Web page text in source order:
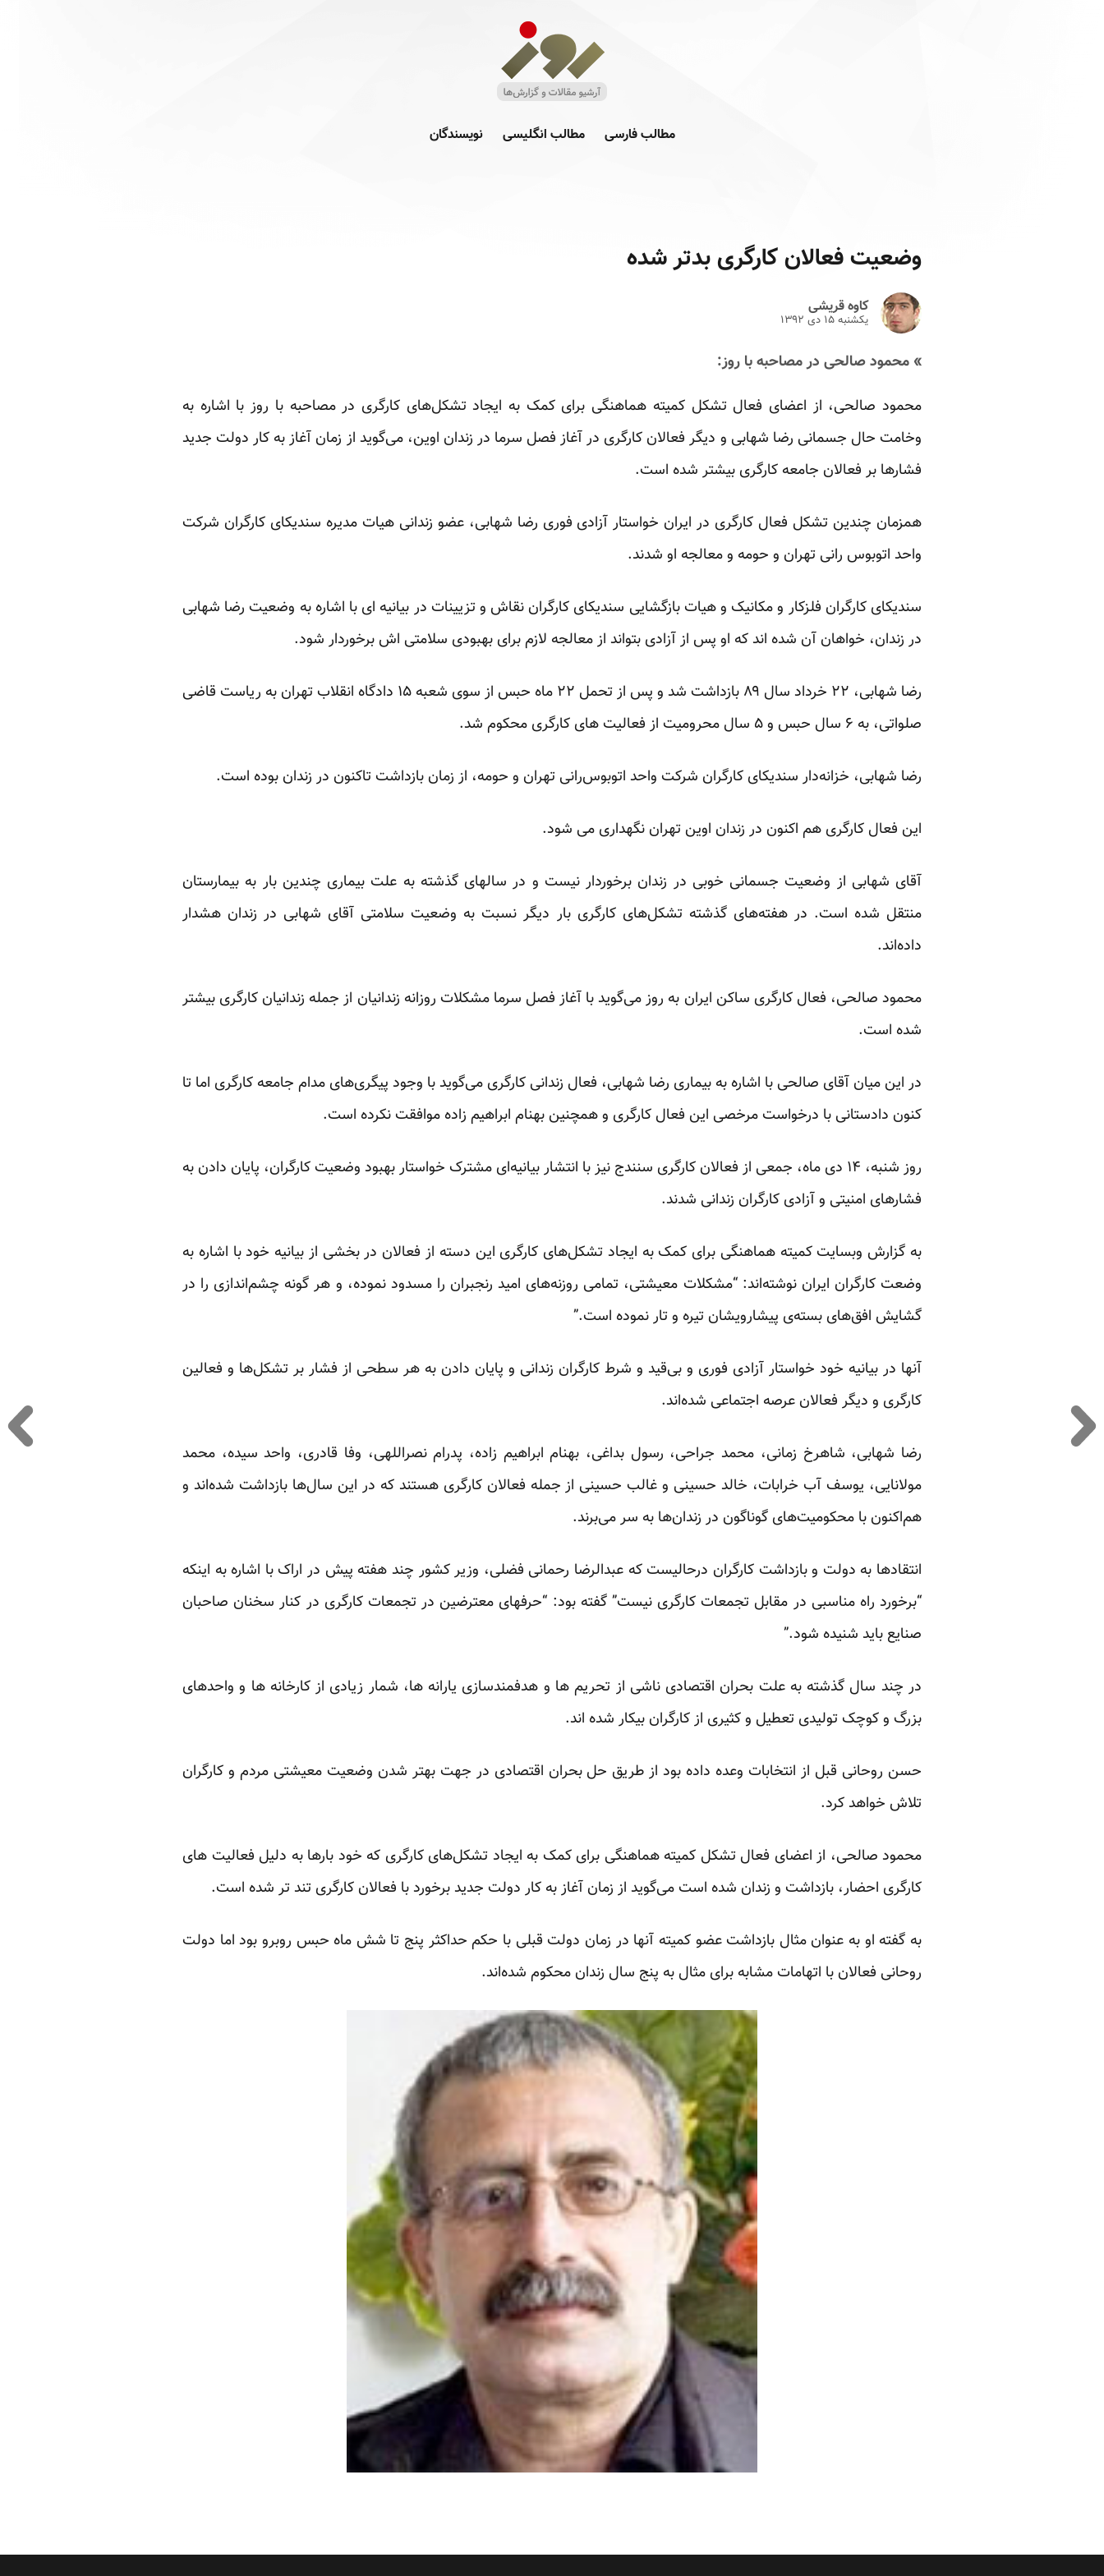
مطالب فارسی مطالب انگلیسی نویسندگان
وضعیت فعالان کارگری بد‌تر شده
کاوه قریشی
یکشنبه ۱۵ دى ۱۳۹۲
» محمود صالحی در مصاحبه با روز:
محمود صالحی، از اعضای فعال تشکل کمیته هماهنگی برای کمک به ایجاد تشکل‌های کارگری در مصاحبه با روز با اشاره به
وخامت حال جسمانی رضا شهابی و دیگر فعالان کارگری در آغاز فصل سرما در زندان اوین، می‌گوید از زمان آغاز به کار دولت جدید
فشارها بر فعالان جامعه کارگری بیشتر شده است.
همزمان چندین تشکل فعال کارگری در ایران خواستار آزادی فوری رضا شهابی، عضو زندانی هیات مدیره سندیکای کارگران شرکت
واحد اتوبوس رانی تهران و حومه و معالجه او شدند.
سندیکای کارگران فلزکار و مکانیک و هیات بازگشایی سندیکای کارگران نقاش و تزیینات در بیانیه ای با اشاره به وضعیت رضا شهابی
در زندان، خواهان آن شده اند که او پس از آزادی بتواند از معالجه لازم برای بهبودی سلامتی اش برخوردار شود.
رضا شهابی، ۲۲ خرداد سال ۸۹ بازداشت شد و پس از تحمل ۲۲ ماه حبس از سوی شعبه ۱۵ دادگاه انقلاب تهران به ریاست قاضی
صلواتی، به ۶ سال حبس و ۵ سال محرومیت از فعالیت های کارگری محکوم شد.
رضا شهابی، خزانه‌دار سندیکای کارگران شرکت واحد اتوبوس‌رانی تهران و حومه، از زمان بازداشت تاکنون در زندان بوده است.
این فعال کارگری هم اکنون در زندان اوین تهران نگهداری می شود.
آقای شهابی از وضعیت جسمانی خوبی در زندان برخوردار نیست و در سالهای گذشته به علت بیماری چندین بار به بیمارستان
منتقل شده است. در هفته‌های گذشته تشکل‌های کارگری بار دیگر نسبت به وضعیت سلامتی آقای شهابی در زندان هشدار
داده‌اند.
محمود صالحی، فعال کارگری ساکن ایران به روز می‌گوید با آغاز فصل سرما مشکلات روزانه زندانیان از جمله زندانیان کارگری بیشتر
شده است.
در این میان آقای صالحی با اشاره به بیماری رضا شهابی، فعال زندانی کارگری می‌گوید با وجود پیگری‌های مدام جامعه کارگری اما تا
کنون دادستانی با درخواست مرخصی این فعال کارگری و همچنین بهنام ابراهیم زاده موافقت نکرده است.
روز شنبه، ۱۴ دی ماه، جمعی از فعالان کارگری سنندج نیز با انتشار بیانیه‌ای مشترک خواستار بهبود وضعیت کارگران، پایان دادن به
فشارهای امنیتی و آزادی کارگران زندانی شدند.
به گزارش وبسایت کمیته هماهنگی برای کمک به ایجاد تشکل‌های کارگری این دسته از فعالان در بخشی از بیانیه خود با اشاره به
وضعت کارگران ایران نوشته‌اند: “مشکلات معیشتی، تمامی روزنه‌های امید رنجبران را مسدود نموده، و هر گونه چشم‌اندازی را در
گشایش افق‌های بسته‌ی پیشارویشان تیره و تار نموده است.”
آنها در بیانیه خود خواستار آزادی فوری و بی‌قید و شرط کارگران زندانی و پایان دادن به هر سطحی از فشار بر تشکل‌ها و فعالین
کارگری و دیگر فعالان عرصه اجتماعی شده‌اند.
رضا شهابی، شاهرخ زمانی، محمد جراحی، رسول بداغی، بهنام ابراهیم زاده، پدرام نصراللهی، وفا قادری، واحد سیده، محمد
مولانایی، یوسف آب خرابات، خالد حسینی و غالب حسینی از جمله فعالان کارگری هستند که در این سال‌ها بازداشت شده‌اند و
هم‌اکنون با محکومیت‌های گوناگون در زندان‌ها به سر می‌برند.
انتقادها به دولت و بازداشت کارگران درحالیست که عبدالرضا رحمانی فضلی، وزیر کشور چند هفته پیش در اراک با اشاره به اینکه
“برخورد راه مناسبی در مقابل تجمعات کارگری نیست” گفته بود: “حرفهای معترضین در تجمعات کارگری در کنار سخنان صاحبان
صنایع باید شنیده شود.”
در چند سال گذشته به علت بحران اقتصادی ناشی از تحریم ها و هدفمندسازی یارانه ها، شمار زیادی از کارخانه ها و واحدهای
بزرگ و کوچک تولیدی تعطیل و کثیری از کارگران بیکار شده اند.
حسن روحانی قبل از انتخابات وعده داده بود از طریق حل بحران اقتصادی در جهت بهتر شدن وضعیت معیشتی مردم و کارگران
تلاش خواهد کرد.
محمود صالحی، از اعضای فعال تشکل کمیته هماهنگی برای کمک به ایجاد تشکل‌های کارگری که خود بارها به دلیل فعالیت های
کارگری احضار، بازداشت و زندان شده است می‌گوید از زمان آغاز به کار دولت جدید برخورد با فعالان کارگری تند تر شده است.
به گفته او به عنوان مثال بازداشت عضو کمیته آنها در زمان دولت قبلی با حکم حداکثر پنج تا شش ماه حبس روبرو بود اما دولت
روحانی فعالان با اتهامات مشابه برای مثال به پنج سال زندان محکوم شده‌اند.